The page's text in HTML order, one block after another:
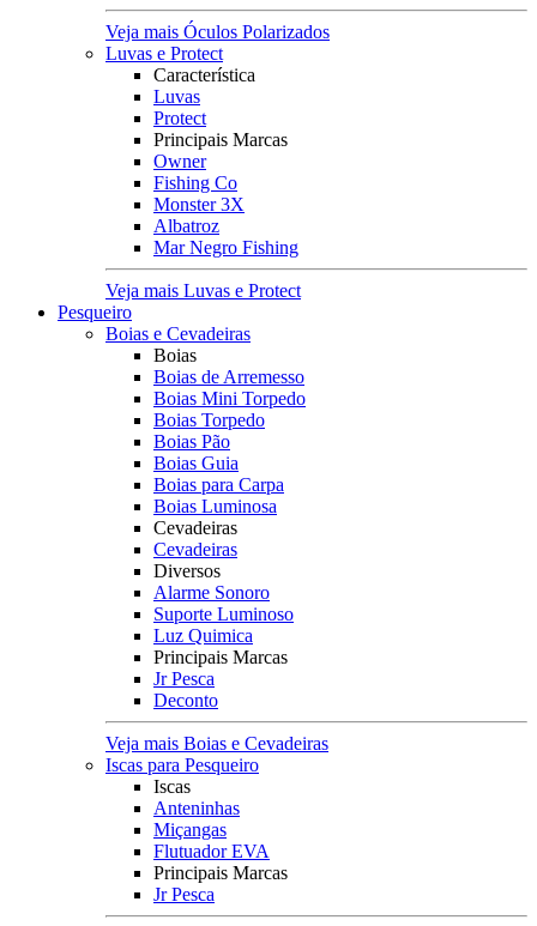
Veja mais Óculos Polarizados
Luvas e Protect
Característica
Luvas
Protect
Principais Marcas
Owner
Fishing Co
Monster 3X
Albatroz
Mar Negro Fishing
Veja mais Luvas e Protect
Pesqueiro
Boias e Cevadeiras
Boias
Boias de Arremesso
Boias Mini Torpedo
Boias Torpedo
Boias Pão
Boias Guia
Boias para Carpa
Boias Luminosa
Cevadeiras
Cevadeiras
Diversos
Alarme Sonoro
Suporte Luminoso
Luz Quimica
Principais Marcas
Jr Pesca
Deconto
Veja mais Boias e Cevadeiras
Iscas para Pesqueiro
Iscas
Anteninhas
Miçangas
Flutuador EVA
Principais Marcas
Jr Pesca